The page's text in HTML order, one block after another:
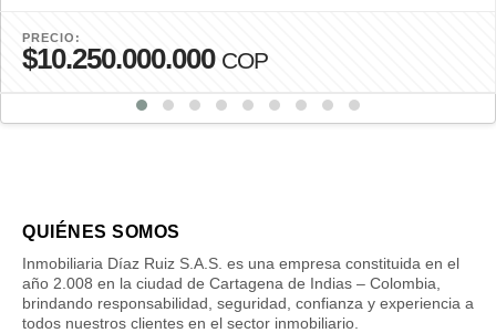
PRECIO:
$10.250.000.000 COP
QUIÉNES SOMOS
Inmobiliaria Díaz Ruiz S.A.S. es una empresa constituida en el
año 2.008 en la ciudad de Cartagena de Indias – Colombia,
brindando responsabilidad, seguridad, confianza y experiencia a
todos nuestros clientes en el sector inmobiliario.